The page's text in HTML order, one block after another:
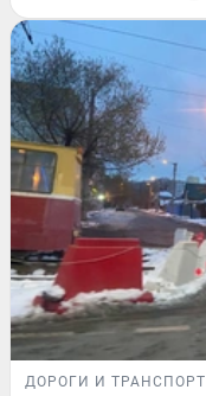
ДОРОГИ И ТРАНСПОРТ